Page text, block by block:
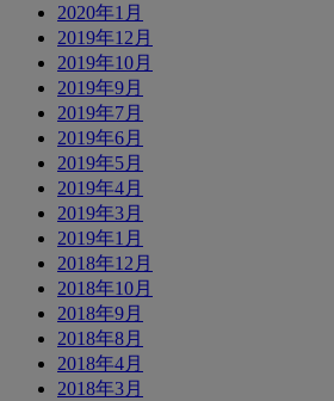
2020年1月
2019年12月
2019年10月
2019年9月
2019年7月
2019年6月
2019年5月
2019年4月
2019年3月
2019年1月
2018年12月
2018年10月
2018年9月
2018年8月
2018年4月
2018年3月